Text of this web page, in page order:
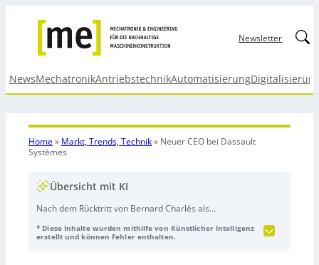
Newsletter
NewsMechatronikAntriebstechnikAutomatisierung
Home» Markt, Trends, Technik» Neuer CEO bei Dassault
Systèmes
Übersicht mit KI
Nach dem Rücktritt von Bernard Charlès als
übernimmt CEO Pascal Daloz zusätzlich den Vorsitz des
* Diese Inhalte wurden mithilfe von Künstlicher Intelligenz
erstellt und können Fehler enthalten.